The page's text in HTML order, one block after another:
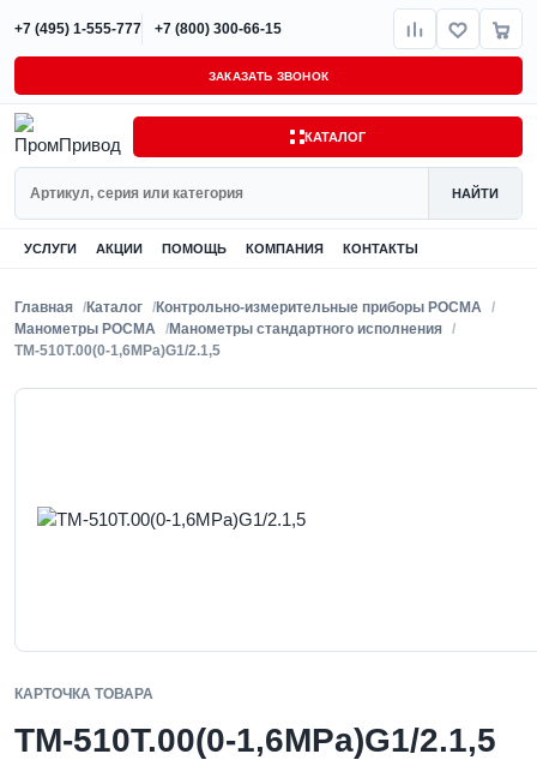
+7 (495) 1-555-777 +7 (800) 300-66-15
ЗАКАЗАТЬ ЗВОНОК
КАТАЛОГ
НАЙТИ
УСЛУГИ АКЦИИ ПОМОЩЬ КОМПАНИЯ КОНТАКТЫ
Главная Каталог
Контрольно-измерительные приборы РОСМА
Манометры РОСМА
Манометры стандартного исполнения
ТМ-510Т.00(0-1,6MPa)G1/2.1,5
КАРТОЧКА ТОВАРА
ТМ-510Т.00(0-1,6MPa)G1/2.1,5